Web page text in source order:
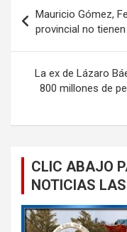
de
entradas
Mauricio Gómez,
provincial no
La ex de Lázaro
800 millones de
CLIC ABAJO
NOTICIAS